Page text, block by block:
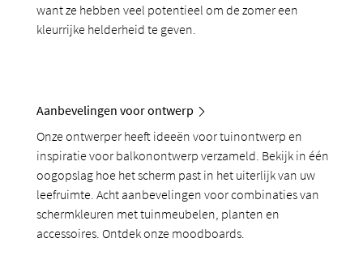
want ze hebben veel potentieel om de zomer een
kleurrijke helderheid te geven.
Aanbevelingen voor ontwerp
Onze ontwerper heeft ideeën voor tuinontwerp en
inspiratie voor balkonontwerp verzameld. Bekijk in één
oogopslag hoe het scherm past in het uiterlijk van uw
leefruimte. Acht aanbevelingen voor combinaties van
schermkleuren met tuinmeubelen, planten en
accessoires. Ontdek onze moodboards.